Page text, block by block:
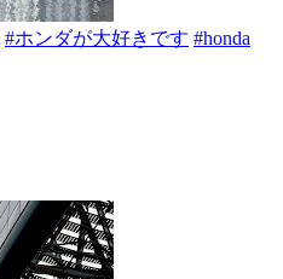
#ホンダが大好きです #honda